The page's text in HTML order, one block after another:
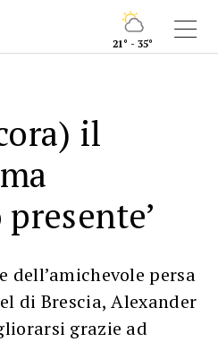
21° - 35°
il
dell’amichevole persa
di Brescia, Alexander
grazie ad